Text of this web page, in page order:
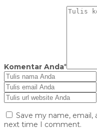
Komentar Anda*
Save my name, email,
next time I comment.